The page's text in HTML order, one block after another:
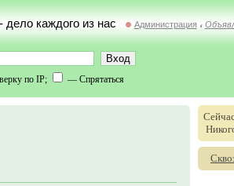
дело каждого из нас Администрация //
по IP; — Спрятаться